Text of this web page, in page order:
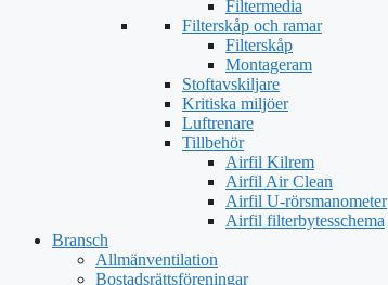
Filtermedia
Filterskåp och ramar
Filterskåp
Montageram
Stoftavskiljare
Kritiska miljöer
Luftrenare
Tillbehör
Airfil Kilrem
Airfil Air Clean
Airfil U-rörsmanometer
Airfil filterbytesschema
Bransch
Allmänventilation
Bostadsrättsföreningar